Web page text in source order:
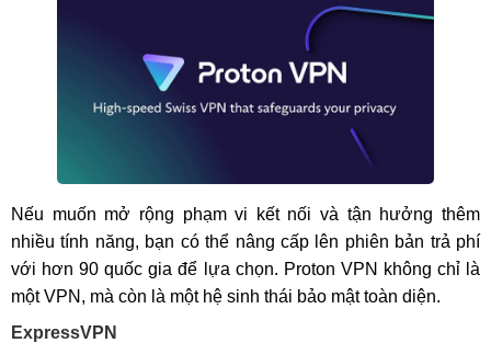
Nếu muốn mở rộng phạm vi kết nối và tận hưởng thêm
nhiều tính năng, bạn có thể nâng cấp lên phiên bản trả phí
với hơn 90 quốc gia để lựa chọn. Proton VPN không chỉ là
một VPN, mà còn là một hệ sinh thái bảo mật toàn diện.
ExpressVPN